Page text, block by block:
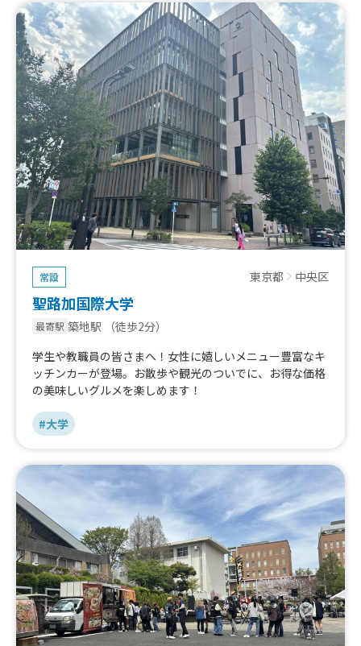
常設 東京都 中央区
聖路加国際大学
最寄駅 築地駅
（徒歩2分）
学生や教職員の皆さまへ！女性に嬉しいメニュー豊富なキ
ッチンカーが登場。お散歩や観光のついでに、お得な価格
の美味しいグルメを楽しめます！
#大学